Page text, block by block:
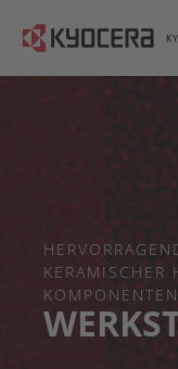
Skip to main
KOMPONENTEN